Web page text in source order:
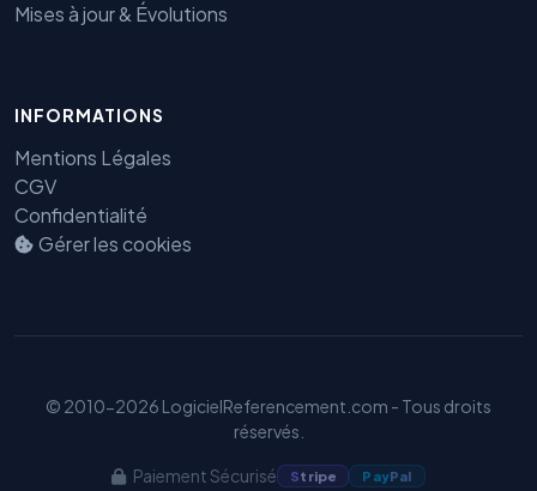
Mises à jour & Évolutions
INFORMATIONS
Mentions Légales
CGV
Confidentialité
Gérer les cookies
© 2010-2026 LogicielReferencement.com - Tous droits
réservés.
Paiement Sécurisé Stripe PayPal